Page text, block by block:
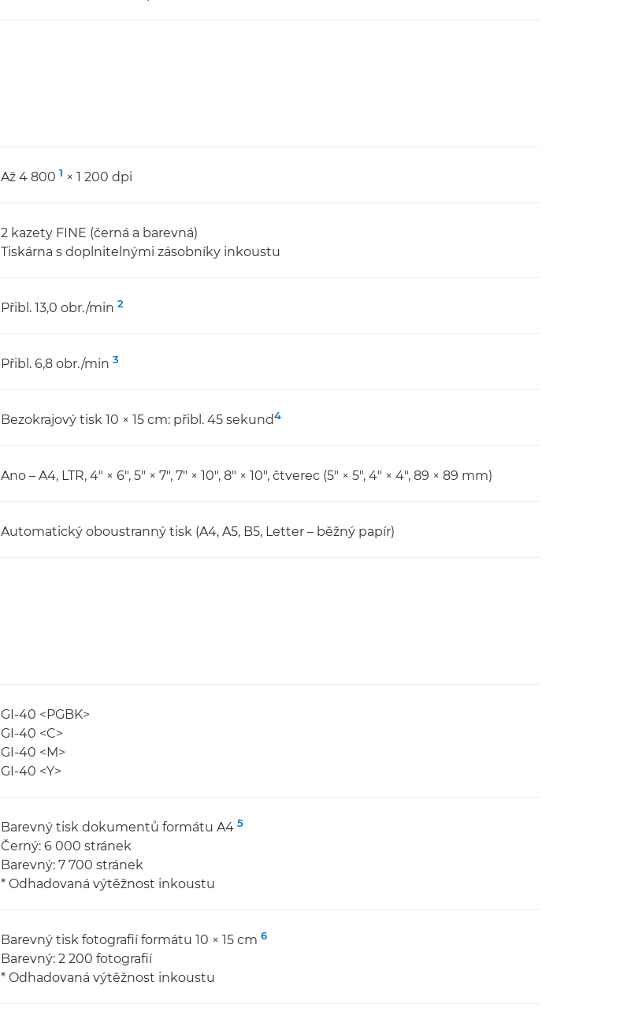
Až 4 800 1 × 1 200 dpi
2 kazety FINE (černá a barevná)
Tiskárna s doplnitelnými zásobníky inkoustu
Přibl. 13,0 obr./min 2
Přibl. 6,8 obr./min 3
Bezokrajový tisk 10 × 15 cm: přibl. 45 sekund4
Ano – A4, LTR, 4" × 6", 5" × 7", 7" × 10", 8" × 10", čtverec (5" × 5", 4" × 4", 89 × 89 mm)
Automatický oboustranný tisk (A4, A5, B5, Letter – běžný papír)
GI-40 <PGBK>
GI-40 <C>
GI-40 <M>
GI-40 <Y>
Barevný tisk dokumentů formátu A4 5
Černý: 6 000 stránek
Barevný: 7 700 stránek
* Odhadovaná výtěžnost inkoustu
Barevný tisk fotografií formátu 10 × 15 cm 6
Barevný: 2 200 fotografií
* Odhadovaná výtěžnost inkoustu